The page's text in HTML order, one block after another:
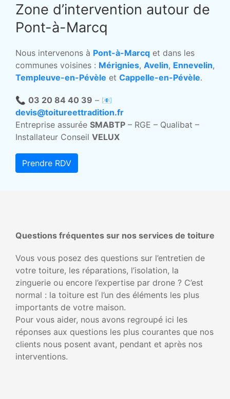
Zone d’intervention autour de
Pont-à-Marcq
Nous intervenons à Pont-à-Marcq et dans les
communes voisines : Mérignies, Avelin, Ennevelin,
Templeuve-en-Pévèle et Cappelle-en-Pévèle.
📞 03 20 84 40 39 – 📧
devis@toitureettradition.fr
Entreprise assurée SMABTP – RGE – Qualibat –
Installateur Conseil VELUX
Prendre RDV
Questions fréquentes sur nos services de toiture
Vous vous posez des questions sur l’entretien de
votre toiture, les réparations, l’isolation, la
zinguerie ou encore l’expertise par drone ? C’est
normal : la toiture est l’un des éléments les plus
importants de votre maison.
Pour vous aider, nous avons regroupé ici les
réponses aux questions les plus courantes que nos
clients nous posent avant, pendant et après nos
interventions.